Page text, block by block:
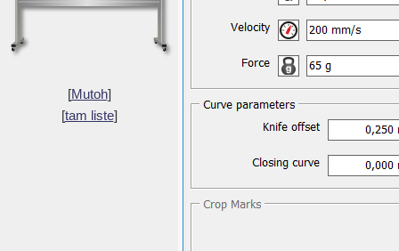
[Mutoh]
[tam liste]